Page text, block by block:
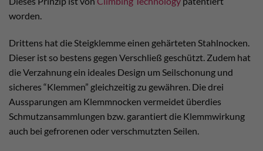
worden.
Drittens hat die Steigklemme einen gehärteten Stahlnocken.
Dieser ist so bestens gegen Verschließ geschützt. Zudem hat
die Verzahnung ein ideales Design um Seilschonung und
sicheres “Klemmen” gleichzeitig zu gewähren. Die drei
Aussparungen am Klemmnocken vermeidet überdies
Schmutzansammlungen bzw. garantiert die Klemmwirkung
auch bei gefrorenen oder verschmutzten Seilen.